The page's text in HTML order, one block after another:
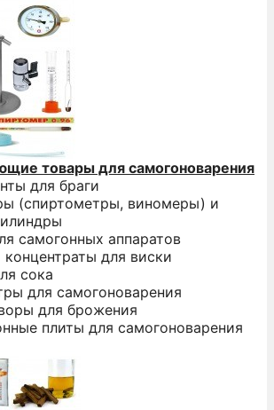
товары для самогоноварения
для браги
(спиртометры, виномеры) и
самогонных аппаратов
для виски
сока
для самогоноварения
для брожения
плиты для самогоноварения